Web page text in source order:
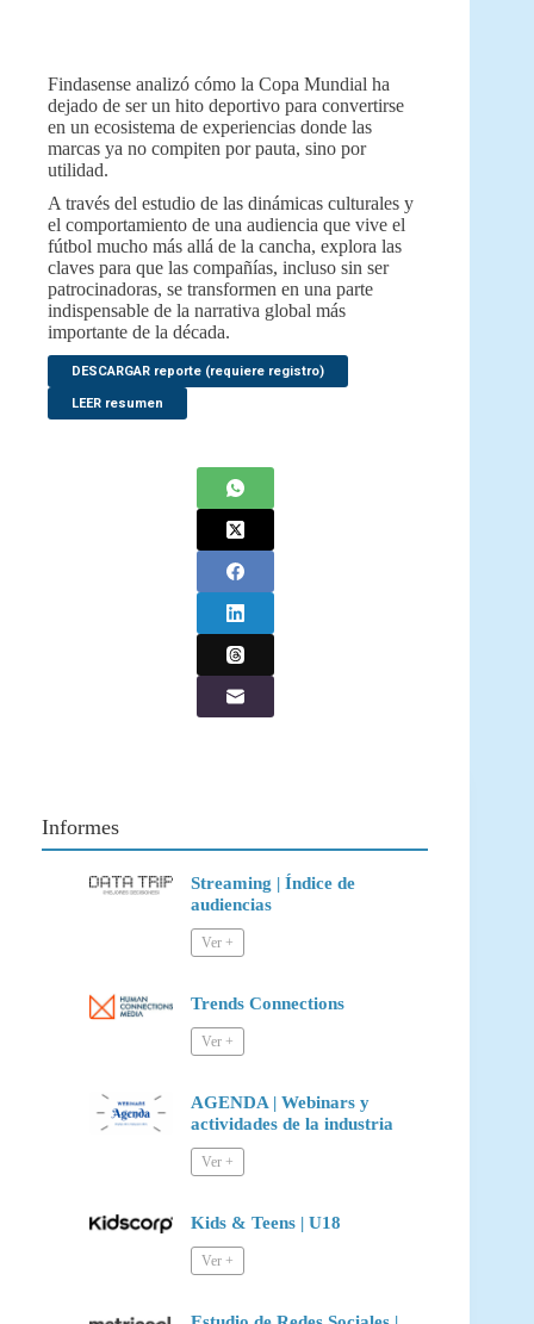
Findasense analizó cómo la Copa Mundial ha
dejado de ser un hito deportivo para convertirse
en un ecosistema de experiencias donde las
marcas ya no compiten por pauta, sino por
utilidad.
A través del estudio de las dinámicas culturales y
el comportamiento de una audiencia que vive el
fútbol mucho más allá de la cancha, explora las
claves para que las compañías, incluso sin ser
patrocinadoras, se transformen en una parte
indispensable de la narrativa global más
importante de la década.
DESCARGAR reporte (requiere registro)
LEER resumen
Informes
Streaming | Índice de
audiencias
Trends Connections
AGENDA | Webinars y
actividades de la industria
Kids & Teens | U18